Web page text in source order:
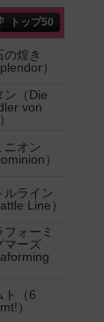
トップ50